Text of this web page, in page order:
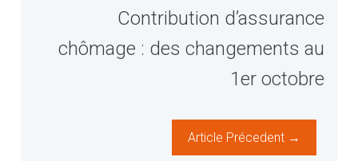
Contribution d’assurance
chômage : des changements au
1er octobre
Article Précedent →